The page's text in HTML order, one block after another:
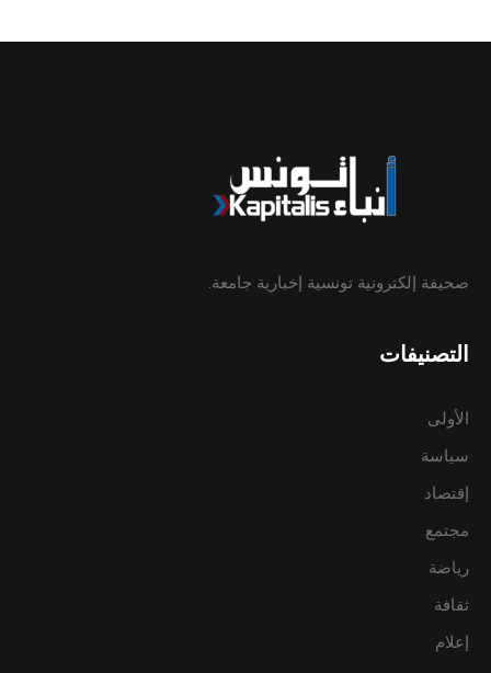
صحيفة إلكترونية تونسية إخبارية جامعة.
التصنيفات
الأولى
سياسة
إقتصاد
مجتمع
رياضة
ثقافة
إعلام